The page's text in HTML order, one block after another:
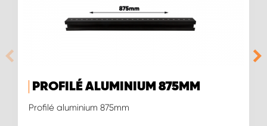
PROFILÉ ALUMINIUM 875MM
Profilé aluminium 875mm